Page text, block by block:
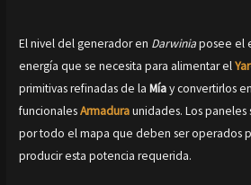
El nivel del generador en Darwiniaposee el
energía que se necesita para alimentar el
primitivas refinadas de laMíay convertirlos
funcionalesArmaduraunidades. Los
por todo el mapa que deben ser operados
producir esta potencia requerida.